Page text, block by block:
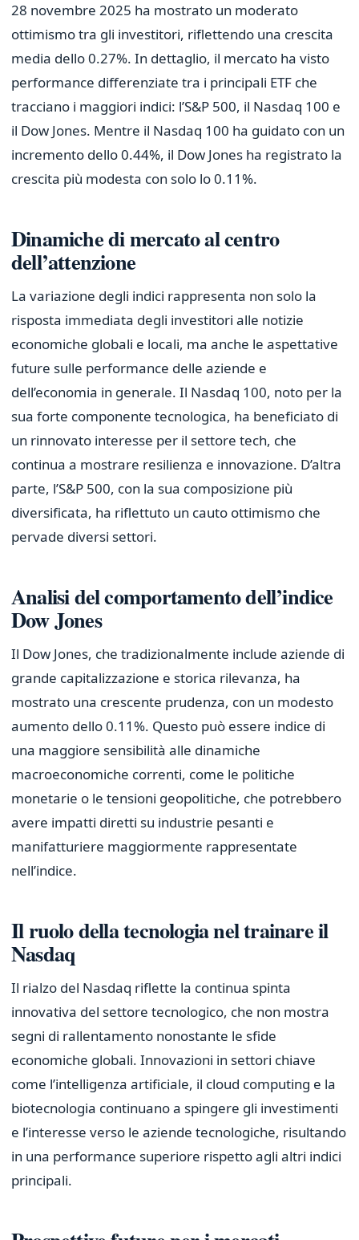
28 novembre 2025 ha mostrato un moderato
ottimismo tra gli investitori, riflettendo una crescita
media dello 0.27%. In dettaglio, il mercato ha visto
performance differenziate tra i principali ETF che
tracciano i maggiori indici: l’S&P 500, il Nasdaq 100 e
il Dow Jones. Mentre il Nasdaq 100 ha guidato con un
incremento dello 0.44%, il Dow Jones ha registrato la
crescita più modesta con solo lo 0.11%.
Dinamiche di mercato al centro
dell’attenzione
La variazione degli indici rappresenta non solo la
risposta immediata degli investitori alle notizie
economiche globali e locali, ma anche le aspettative
future sulle performance delle aziende e
dell’economia in generale. Il Nasdaq 100, noto per la
sua forte componente tecnologica, ha beneficiato di
un rinnovato interesse per il settore tech, che
continua a mostrare resilienza e innovazione. D’altra
parte, l’S&P 500, con la sua composizione più
diversificata, ha riflettuto un cauto ottimismo che
pervade diversi settori.
Analisi del comportamento dell’indice
Dow Jones
Il Dow Jones, che tradizionalmente include aziende di
grande capitalizzazione e storica rilevanza, ha
mostrato una crescente prudenza, con un modesto
aumento dello 0.11%. Questo può essere indice di
una maggiore sensibilità alle dinamiche
macroeconomiche correnti, come le politiche
monetarie o le tensioni geopolitiche, che potrebbero
avere impatti diretti su industrie pesanti e
manifatturiere maggiormente rappresentate
nell’indice.
Il ruolo della tecnologia nel trainare il
Nasdaq
Il rialzo del Nasdaq riflette la continua spinta
innovativa del settore tecnologico, che non mostra
segni di rallentamento nonostante le sfide
economiche globali. Innovazioni in settori chiave
come l’intelligenza artificiale, il cloud computing e la
biotecnologia continuano a spingere gli investimenti
e l’interesse verso le aziende tecnologiche, risultando
in una performance superiore rispetto agli altri indici
principali.